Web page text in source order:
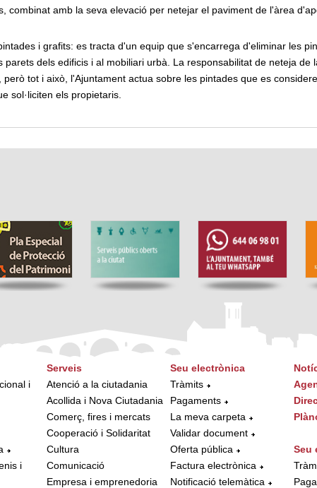
combinat amb la seva elevació per netejar el paviment de l'àrea
i grafits: es tracta d'un equip que s'encarrega d'eliminar les
parets dels edificis i al mobiliari urbà. La responsabilitat de neteja de
però tot i això, l'Ajuntament actua sobre les pintades que es
sol·liciten els propietaris.
i
i
Serveis
Atenció a la ciutadania
Acollida i Nova Ciutadania
Comerç, fires i mercats
Cooperació i Solidaritat
Cultura
Comunicació
Empresa i emprenedoria
Seu electrònica
Tràmits
Pagaments
La meva carpeta
Validar document
Oferta pública
Factura electrònica
Notificació telemàtica
Seu